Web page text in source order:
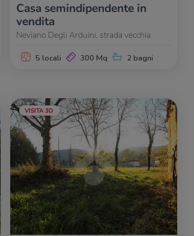
Casa semindipendente in
vendita
Neviano Degli Arduini, strada vecchia
5 locali 300 Mq 2 bagni
VISITA 3D